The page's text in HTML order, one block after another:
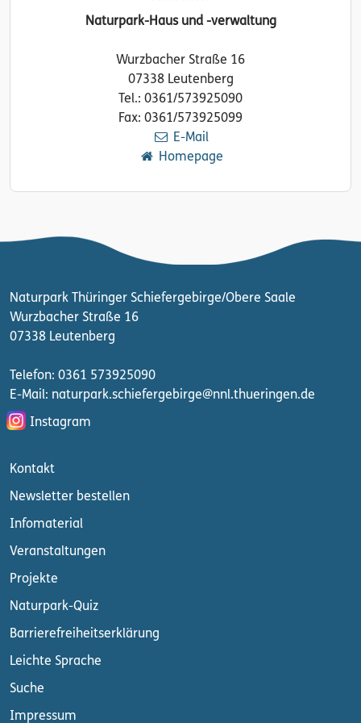
Naturpark-Haus und -verwaltung
Wurzbacher Straße 16
07338 Leutenberg
Tel.: 0361/573925090
Fax: 0361/573925099
E-Mail
Homepage
Naturpark Thüringer Schiefergebirge/Obere Saale
Wurzbacher Straße 16
07338 Leutenberg
Telefon: 0361 573925090
E-Mail: naturpark.schiefergebirge@nnl.thueringen.de
Instagram
Kontakt
Newsletter bestellen
Infomaterial
Veranstaltungen
Projekte
Naturpark-Quiz
Barrierefreiheitserklärung
Leichte Sprache
Suche
Impressum